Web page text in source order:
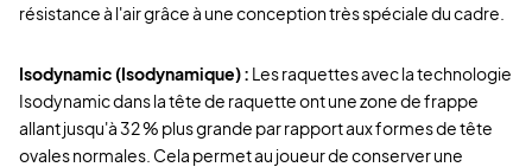
résistance à l'air grâce à une conception très spéciale du cadre.
Isodynamic (Isodynamique) : Les raquettes avec la technologie
Isodynamic dans la tête de raquette ont une zone de frappe
allant jusqu'à 32 % plus grande par rapport aux formes de tête
ovales normales. Cela permet au joueur de conserver une